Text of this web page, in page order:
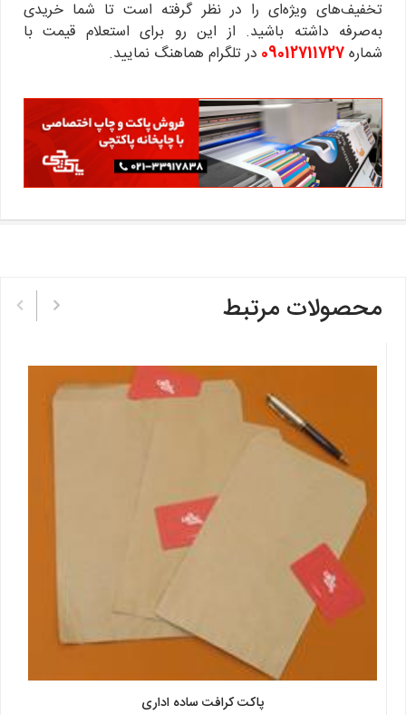
تخفیف‌های ویژه‌ای را در نظر گرفته است تا شما خریدی
به‌صرفه داشته باشید. از این رو برای استعلام قیمت با
شماره09012711727 در تلگرام هماهنگ نمایید.
محصولات مرتبط
پاکت کرافت ساده اداری